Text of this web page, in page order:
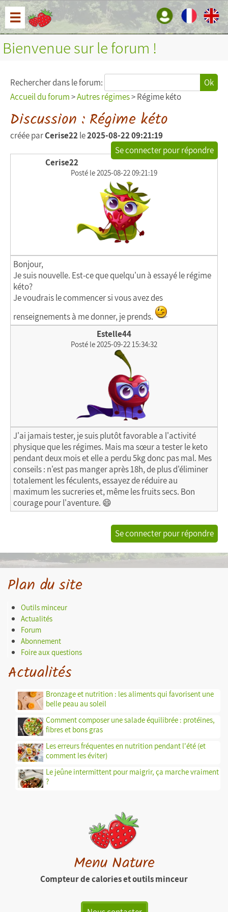
☰
Bienvenue sur le forum !
Rechercher dans le forum:
Ok
Accueil du forum>Autres régimes> Régime kéto
Discussion : Régime kéto
créée parCerise22le2025-08-22 09:21:19
Se connecter pour répondre
Cerise22
Posté le 2025-08-22 09:21:19
Bonjour,
Je suis nouvelle. Est-ce que quelqu'un à essayé le régime
kéto?
Je voudrais le commencer si vous avez des
renseignements à me donner, je prends.
Estelle44
Posté le 2025-09-22 15:34:32
J'ai jamais tester, je suis plutôt favorable a l'activité
physique que les régimes. Mais ma sœur a tester le keto
pendant deux mois et elle a perdu 5kg donc pas mal. Mes
conseils : n'est pas manger après 18h, de plus d'éliminer
totalement les féculents, essayez de réduire au
maximum les sucreries et, même les fruits secs. Bon
courage pour l'aventure. 😄
Se connecter pour répondre
Plan du site
Outils minceur
Actualités
Forum
Abonnement
Foire aux questions
Actualités
Bronzage et nutrition : les aliments qui favorisent une
belle peau au soleil
Comment composer une salade équilibrée : protéines,
fibres et bons gras
Les erreurs fréquentes en nutrition pendant l'été (et
comment les éviter)
Le jeûne intermittent pour maigrir, ça marche vraiment
?
Menu Nature
Compteur de calories et outils minceur